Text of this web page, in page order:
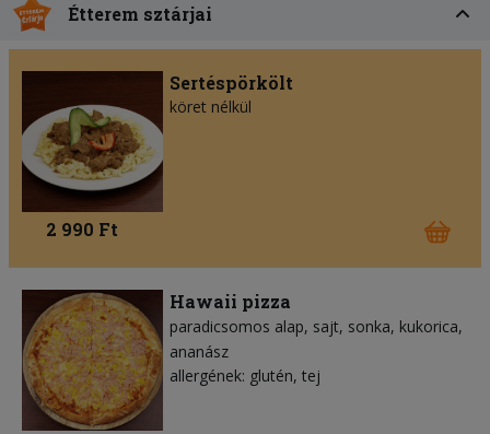
Étterem sztárjai
Sertéspörkölt
köret nélkül
2 990 Ft
Hawaii pizza
paradicsomos alap sajt sonka kukorica
ananász
allergének: glutén, tej